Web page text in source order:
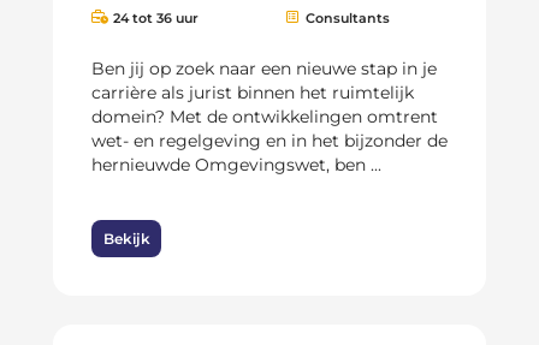
24 tot 36 uur Consultants
Ben jij op zoek naar een nieuwe stap in je
carrière als jurist binnen het ruimtelijk
domein? Met de ontwikkelingen omtrent
wet- en regelgeving en in het bijzonder de
hernieuwde Omgevingswet, ben ...
Bekijk